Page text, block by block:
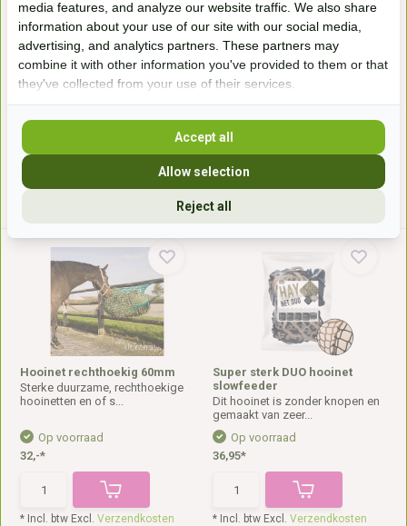
Hooinet katoen
Duurzaam katoenen hooinet (10
x 10 cm mazen) voo...
Op voorraad
Verzendkosten
Ruifafdeknet mazen 60mm
Dit ruifafdeknet met mazen van
60mm is een duurz...
Leverbaar op bestelling
* Incl. btw Excl.
Hooinet rechthoekig 60mm
Sterke duurzame, rechthoekige
hooinetten en of s...
Op voorraad
32,-*
* Incl. btw Excl.Verzendkosten
Super sterk DUO hooinet
slowfeeder
Dit hooinet is zonder knopen en
gemaakt van zeer...
Op voorraad
36,95*
* Incl. btw Excl. Verzendkosten
media features, and analyze our website traffic. We also share
information about your use of our site with our social media,
advertising, and analytics partners. These partners may
combine it with other information you've provided to them or that
they've collected from your use of their services.
Reject all
Allow selection
Accept all